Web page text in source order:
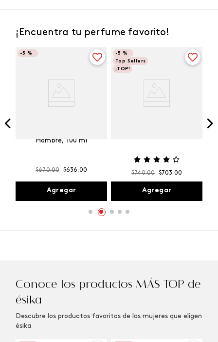
¡Encuentra tu perfume favorito!
-5 %
Hombre, 100 ml
$670.00 $636.00
Agregar
-5 %
Top Sellers
¡TOP!
$740.00 $703.00
Agregar
Conoce los productos MÁS TOP de
ésika
Descubre los productos favoritos de las mujeres que eligen
ésika